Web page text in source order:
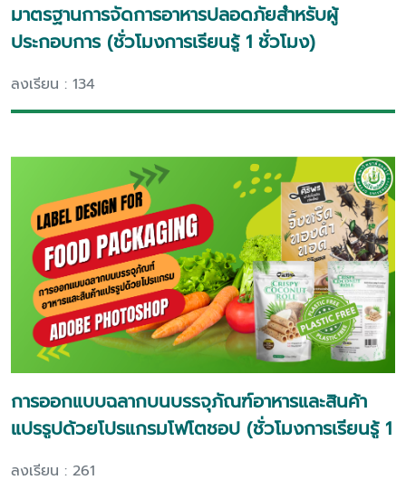
มาตรฐานการจัดการอาหารปลอดภัยสำหรับผู้
ประกอบการ (ชั่วโมงการเรียนรู้ 1 ชั่วโมง)
ลงเรียน : 134
การออกแบบฉลากบนบรรจุภัณฑ์อาหารและสินค้า
แปรรูปด้วยโปรแกรมโฟโตชอป (ชั่วโมงการเรียนรู้ 1
ลงเรียน : 261